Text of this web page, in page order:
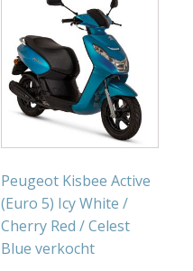
Peugeot Kisbee Active
(Euro 5) Icy White /
Cherry Red / Celest
Blue verkocht